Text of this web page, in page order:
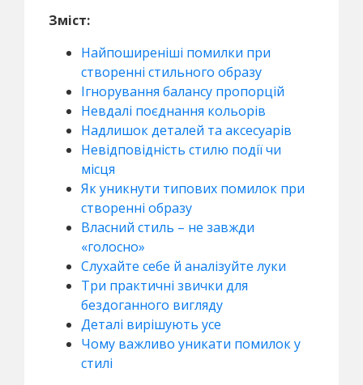
Зміст:
Найпоширеніші помилки при
створенні стильного образу
Ігнорування балансу пропорцій
Невдалі поєднання кольорів
Надлишок деталей та аксесуарів
Невідповідність стилю події чи
місця
Як уникнути типових помилок при
створенні образу
Власний стиль – не завжди
«голосно»
Слухайте себе й аналізуйте луки
Три практичні звички для
бездоганного вигляду
Деталі вирішують усе
Чому важливо уникати помилок у
стилі